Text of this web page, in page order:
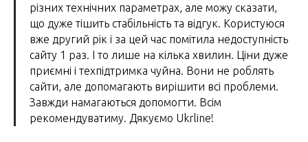
різних технічних параметрах, але можу сказати,
що дуже тішить стабільність та відгук. Користуюся
вже другий рік і за цей час помітила недоступність
сайту 1 раз. І то лише на кілька хвилин. Ціни дуже
приємні і техпідтримка чуйна. Вони не роблять
сайти, але допомагають вирішити всі проблеми.
Завжди намагаються допомогти. Всім
рекомендуватиму. Дякуємо Ukrline!